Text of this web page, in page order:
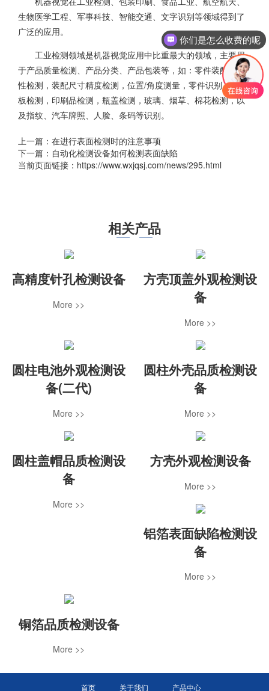
生物医学工程、军事科技、智能交通、文字识别等领域得到了
广泛的应用。
工业检测领域是机器视觉应用中比重最大的领域，主要用
于产品质量检测、产品分类、产品包装等，如：零件装配完整
性检测，装配尺寸精度检测，位置/角度测量，零件识别，PCB
板检测，印刷品检测，瓶盖检测，玻璃、烟草、棉花检测，以
及指纹、汽车牌照、人脸、条码等识别。
上一篇： 在进行表面检测时的注意事项
下一篇： 自动化检测设备如何检测表面缺陷
当前页面链接：https://www.wxjqsj.com/news/295.html
相关产品
高精度针孔检测设备
More >>
方壳顶盖外观检测设
备
More >>
圆柱电池外观检测设
备(二代)
More >>
圆柱外壳品质检测设
备
More >>
圆柱盖帽品质检测设
备
More >>
方壳外观检测设备
More >>
铝箔表面缺陷检测设
备
More >>
铜箔品质检测设备
More >>
首页 关于我们 产品中心
你们是怎么收费的呢
现在有优惠活动吗